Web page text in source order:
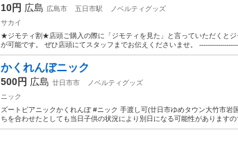
10円 広島 広島市 五日市駅
ノベルティグッズ
サカイ
★ジモティ割★店頭ご購入の際に「ジモティを見た」と言っていただくと
が可能です。 ぜひ店頭にてスタッフまでお伝えくださいませ。
かくれんぼニック
500円 広島 廿日市市
ノベルティグッズ
ニック
ズートピアニックかくれんぼ #ニック 手渡し可(廿日市ゆめタウン大竹市岩
ちを合わせたとしても当日子供の状況により別日になる可能性があります